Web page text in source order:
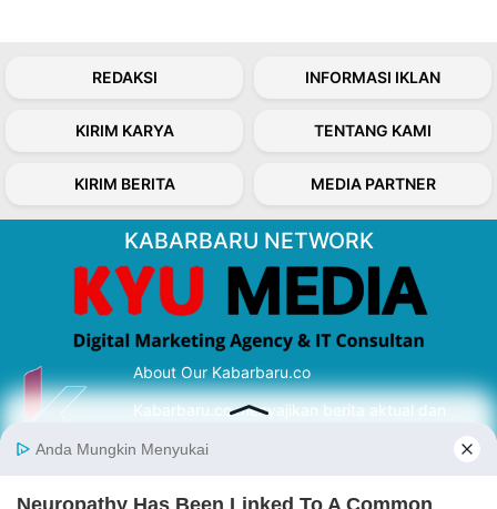
REDAKSI INFORMASI IKLAN
KIRIM KARYA TENTANG KAMI
KIRIM BERITA MEDIA PARTNER
KABARBARU NETWORK
About Our Kabarbaru.co
Kabarbaru.co menyajikan berita aktual dan
serta terverifikasi dari sumber yang tepat.
Follow Kabarbaru